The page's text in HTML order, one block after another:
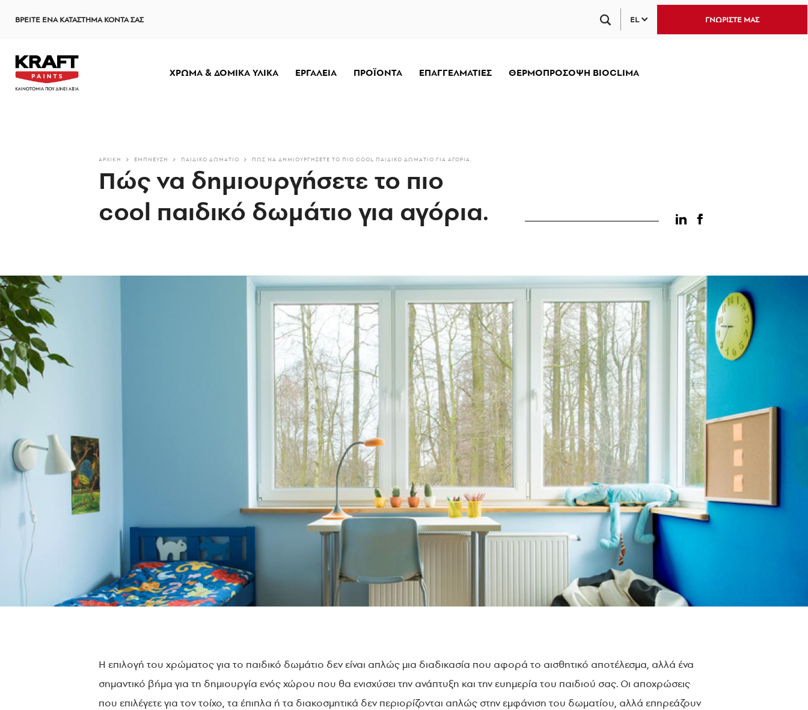
προς
περιεχόμενο
ΒΡΕΙΤΕ ΕΝΑ ΚΑΤΑΣΤΗΜΑ ΚΟΝΤΑ ΣΑΣ EL ΓΝΩΡΙΣΤΕ ΜΑΣ
ΧΡΩΜΑ & ΔΟΜΙΚΑ ΥΛΙΚΑ ΕΡΓΑΛΕΙΑ ΠΡΟΪΟΝΤΑ ΕΠΑΓΓΕΛΜΑΤΙΕΣ ΘΕΡΜΟΠΡΟΣΟΨΗ BIOCLIMA
ΑΡΧΙΚΗ ΈΜΠΝΕΥΣΗ ΠΑΙΔΙΚΌ ΔΩΜΆΤΙΟ ΠΏΣ ΝΑ ΔΗΜΙΟΥΡΓΉΣΕΤΕ ΤΟ ΠΙΟ COOL ΠΑΙΔΙΚΌ ΔΩΜΆΤΙΟ ΓΙΑ ΑΓΌΡΙΑ.
Πώς να δημιουργήσετε το πιο
cool παιδικό δωμάτιο για αγόρια.
Η επιλογή του χρώματος για το παιδικό δωμάτιο δεν είναι απλώς μια διαδικασία που αφορά το αισθητικό αποτέλεσμα, αλλά ένα
σημαντικό βήμα για τη δημιουργία ενός χώρου που θα ενισχύσει την ανάπτυξη και την ευημερία του παιδιού σας. Οι αποχρώσεις
που επιλέγετε για τον τοίχο, τα έπιπλα ή τα διακοσμητικά δεν περιορίζονται απλώς στην εμφάνιση του δωματίου, αλλά επηρεάζουν